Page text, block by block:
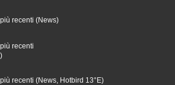
recenti (News)
recenti
recenti (News, Hotbird 13°E)